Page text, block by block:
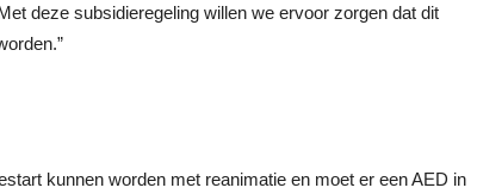
deze subsidieregeling willen we ervoor zorgen dat dit
kunnen worden met reanimatie en moet er een AED in